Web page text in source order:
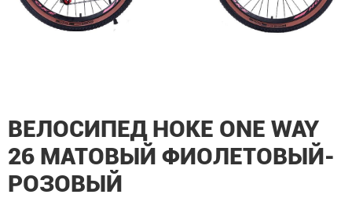
ВЕЛОСИПЕД HOKE ONE WAY
26 МАТОВЫЙ ФИОЛЕТОВЫЙ-
РОЗОВЫЙ